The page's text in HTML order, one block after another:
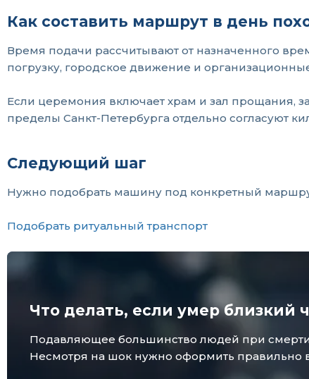
Как составить маршрут в день
Время подачи рассчитывают от назначенного
погрузку, городское движение и
Если церемония включает храм и зал прощания,
пределы Санкт-Петербурга отдельно согласуют
Следующий шаг
Нужно подобрать машину под конкретный
Подобрать ритуальный транспорт
Что делать, если умер близкий
Подавляющее большинство людей при смерти
Несмотря на шок нужно оформить правильно